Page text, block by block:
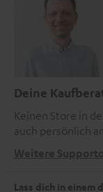
Deine
Keinen Store in
auch persönlich
Weitere
Lass dich in einem